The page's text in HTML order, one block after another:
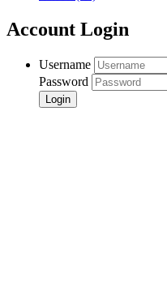
Account Login
Username
Password